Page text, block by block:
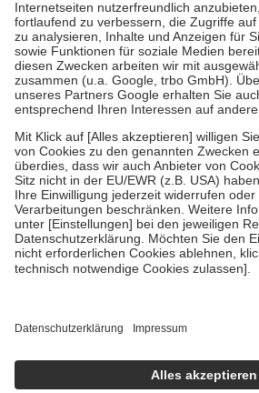
Kosten der Leistung zu entrichten.
Diese Regeln gelten grundsätzlich auch
Bei Heilmitteln und häuslicher
Zuzahlung zehn Prozent der Kosten sowie
Verordnung.
Um das Engagement der Versicherten für
stärken und die besondere Stellung der
fallenkeine Zuzahlungenan bei:
• Kindern und Jugendlichen bis zum
mit Ausnahme der Fahrkosten
• Untersuchungen zur Vorsorge und
GKV getragen werden
• empfohlenen Schutzimpfungen
• Harn- und Blutteststreifen
getroffen, um sicherzustellen, dass es sich
https://help.etrusted.com/hc/de/articles/